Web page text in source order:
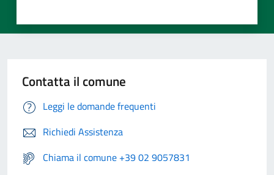
Contatta il comune
Leggi le domande frequenti
Richiedi Assistenza
Chiama il comune +39 02 9057831